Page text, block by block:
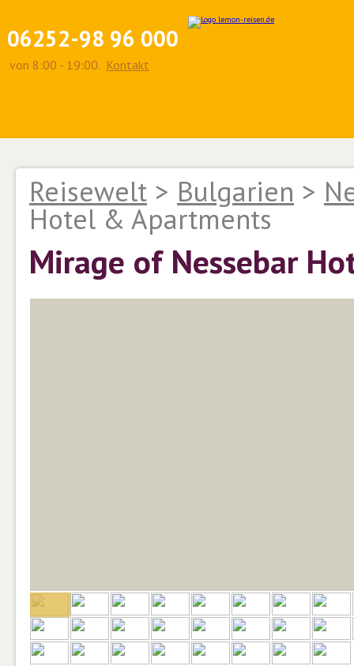
06252-98 96 000
von 8:00 - 19:00. Kontakt
Reisewelt > Bulgarien >
Hotel & Apartments
Mirage of Nessebar